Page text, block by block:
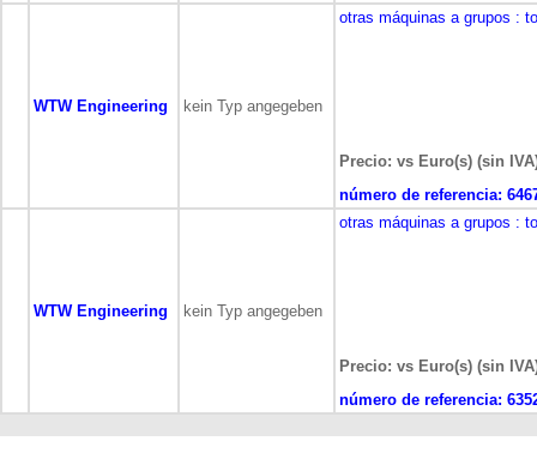
WTW Engineering kein Typ angegeben
otras máquinas a grupos :
Precio: vs Euro(s) (sin
número de referencia:
WTW Engineering kein Typ angegeben
otras máquinas a grupos :
Precio: vs Euro(s) (sin
número de referencia: